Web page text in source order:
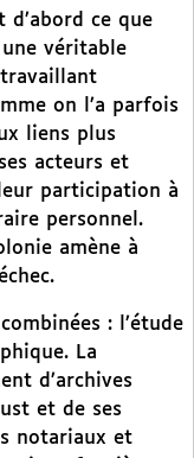
d’abord ce que
véritable
on l’a parfois
liens plus
acteurs et
participation à
personnel.
amène à
: l’étude
La
d’archives
et de ses
notariaux et